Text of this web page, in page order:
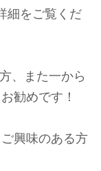
細をご覧くだ
、また一から
勧めです！
興味のある方